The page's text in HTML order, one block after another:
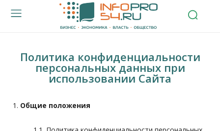
Политика конфиденциальности
персональных данных при
использовании Сайта
Общие положения